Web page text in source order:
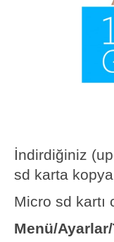
İndirdiğiniz
sd karta
Micro sd kartı
Menü/